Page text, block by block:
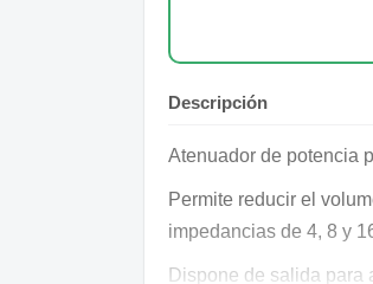
Descripción
Atenuador de potencia
Permite reducir el
impedancias de 4, 8 y
Dispone de salida para